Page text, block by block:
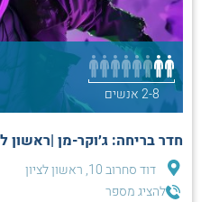
2-8 אנשים
חדר בריחה: ג׳וקר-מן |ראשון
דוד סחרוב 10, ראשון לציון
להציג מספר